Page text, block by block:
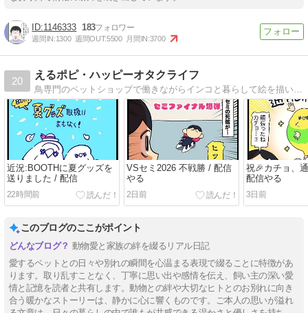
1146333 183
週間IN:1300 週間OUT:5500 月間IN:3700
20
えるポピ・ハッピーオタクライフ
近況:BOOTHに夏グッズを
送りました / 配信
22時間前
VSセミ2026 不戦勝 / 配信
やる
2日前
祝🎉カチョ、
配信やる
3日前
このブログのここがポイント
動物愛と家族の絆を綴るリアル日記
愛するペットとの日々や別れの瞬間を心温まる表現で綴ることに特徴があ
ります。取り乱すことなく、丁寧に思い出や感情を伝え、飼い主の深い愛
情と記憶を読者と共有します。動物との絆や大切なヒトとのお別れに向き
合う暖かなストーリーは、静かに心に響くものです。ご本人の思いが溢れ